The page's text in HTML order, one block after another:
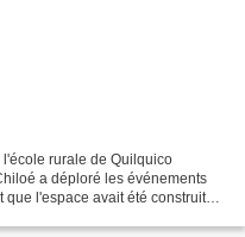
rurale de Quilquico
a déploré les événements
l'espace avait été construit